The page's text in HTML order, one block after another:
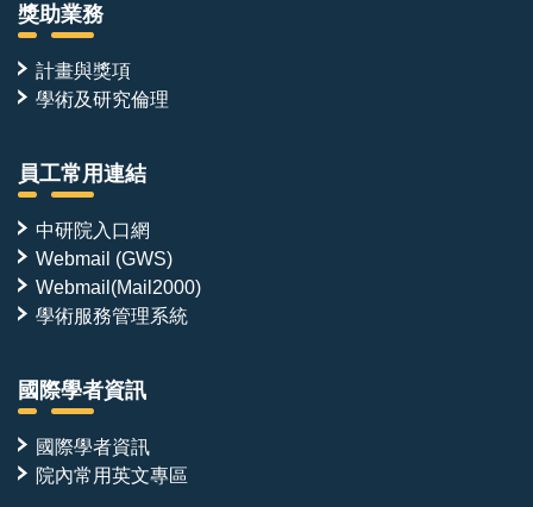
獎助業務
計畫與獎項
學術及研究倫理
員工常用連結
中研院入口網
Webmail (GWS)
Webmail(Mail2000)
學術服務管理系統
國際學者資訊
國際學者資訊
院內常用英文專區